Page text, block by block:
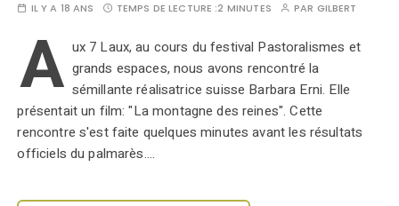
IL Y A 18 ANS TEMPS DE LECTURE :2 MINUTES PAR GILBERT
A ux 7 Laux, au cours du festival Pastoralismes et
grands espaces, nous avons rencontré la
sémillante réalisatrice suisse Barbara Erni. Elle
présentait un film: "La montagne des reines". Cette
rencontre s'est faite quelques minutes avant les résultats
officiels du palmarès.…